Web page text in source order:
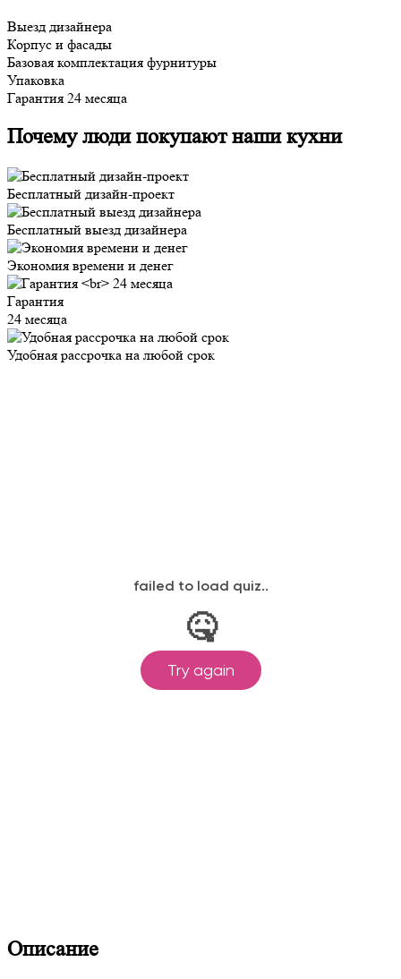
Выезд дизайнера
Корпус и фасады
Базовая комплектация фурнитуры
Упаковка
Гарантия 24 месяца
Почему люди покупают наши кухни
Бесплатный дизайн-проект
Бесплатный выезд дизайнера
Экономия времени и денег
Гарантия
24 месяца
Удобная рассрочка на любой срок
Описание